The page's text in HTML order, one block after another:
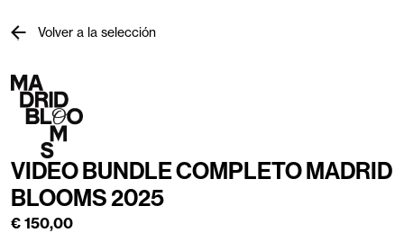
Volver a la selección
VIDEO BUNDLE COMPLETO MADRID
BLOOMS 2025
€ 150,00